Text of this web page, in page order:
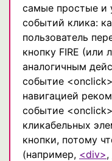
самые простые и
событий клика:
пользователь
кнопку FIRE (или
аналогичным
событие
навигацией
событие
кликабельных
кнопки, потому
(например, <div>,